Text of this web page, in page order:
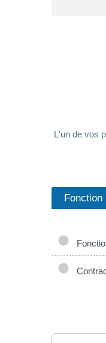
L'un de vos
Fonction